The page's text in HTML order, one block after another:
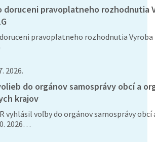
doruceni pravoplatneho rozhodnutia
pravoplatneho rozhodnutia Vyroba
2026.
do orgánov samosprávy obcí a
krajov
vyhlásil voľby do orgánov samosprávy obcí
2026…